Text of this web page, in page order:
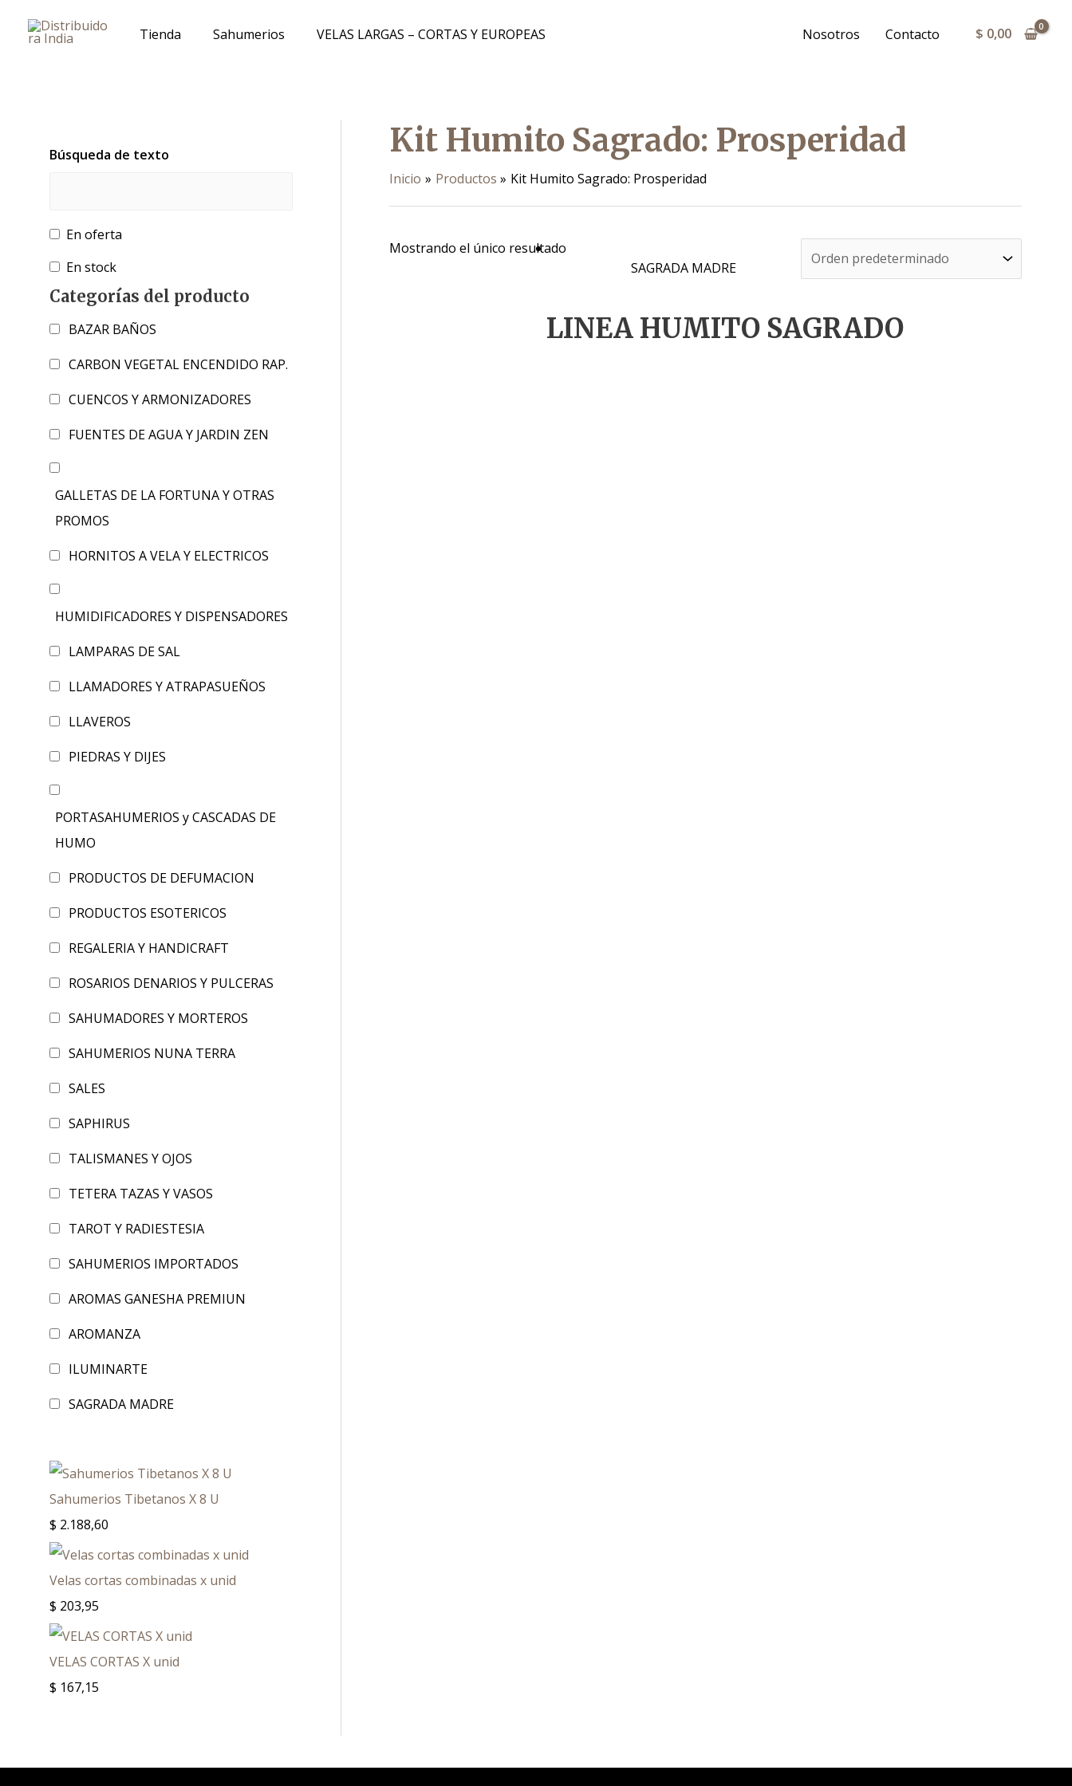
contenido
Tienda Sahumerios VELAS LARGAS – CORTAS Y EUROPEAS Nosotros Contacto $ 0,00
Búsqueda de texto
En oferta
En stock
Categorías del producto
BAZAR BAÑOS
CARBON VEGETAL ENCENDIDO RAP.
CUENCOS Y ARMONIZADORES
FUENTES DE AGUA Y JARDIN ZEN
GALLETAS DE LA FORTUNA Y OTRAS
PROMOS
HORNITOS A VELA Y ELECTRICOS
HUMIDIFICADORES Y DISPENSADORES
LAMPARAS DE SAL
LLAMADORES Y ATRAPASUEÑOS
LLAVEROS
PIEDRAS Y DIJES
PORTASAHUMERIOS y CASCADAS DE
HUMO
PRODUCTOS DE DEFUMACION
PRODUCTOS ESOTERICOS
REGALERIA Y HANDICRAFT
ROSARIOS DENARIOS Y PULCERAS
SAHUMADORES Y MORTEROS
SAHUMERIOS NUNA TERRA
SALES
SAPHIRUS
TALISMANES Y OJOS
TETERA TAZAS Y VASOS
TAROT Y RADIESTESIA
SAHUMERIOS IMPORTADOS
AROMAS GANESHA PREMIUN
AROMANZA
ILUMINARTE
SAGRADA MADRE
Sahumerios Tibetanos X 8 U
$ 2.188,60
Velas cortas combinadas x unid
$ 203,95
VELAS CORTAS X unid
$ 167,15
Kit Humito Sagrado: Prosperidad
Inicio Productos Kit Humito Sagrado: Prosperidad
Mostrando el único resultado
SAGRADA MADRE
LINEA HUMITO SAGRADO